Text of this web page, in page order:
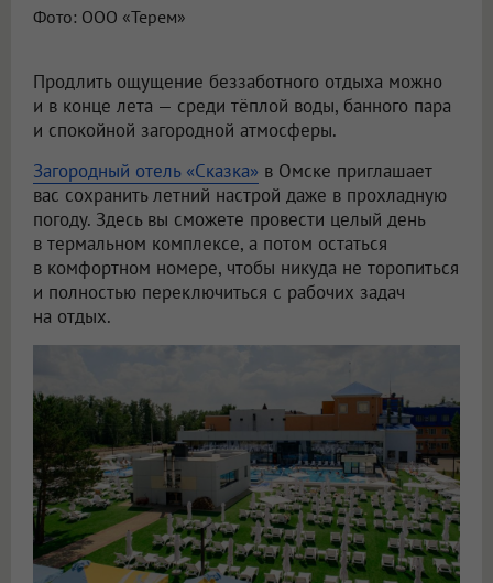
Фото: ООО «Терем»
Продлить ощущение беззаботного отдыха можно
и в конце лета — среди тёплой воды, банного пара
и спокойной загородной атмосферы.
Загородный отель «Сказка» в Омске приглашает
вас сохранить летний настрой даже в прохладную
погоду. Здесь вы сможете провести целый день
в термальном комплексе, а потом остаться
в комфортном номере, чтобы никуда не торопиться
и полностью переключиться с рабочих задач
на отдых.